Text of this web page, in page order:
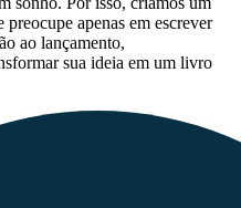
apenas em escrever
ao lançamento,
sua ideia em um livro